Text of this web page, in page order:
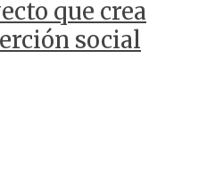
que crea
social